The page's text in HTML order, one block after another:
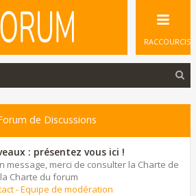
RACCOURCIS
de Discussions
: présentez vous ici !
message, merci de consulter la Charte de
Charte du forum
- Equipe de modération